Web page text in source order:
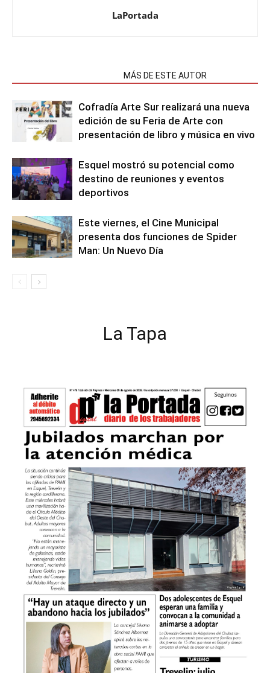
LaPortada
MÁS DE ESTE AUTOR
Cofradía Arte Sur realizará una nueva
edición de su Feria de Arte con
presentación de libro y música en vivo
Esquel mostró su potencial como
destino de reuniones y eventos
deportivos
Este viernes, el Cine Municipal
presenta dos funciones de Spider
Man: Un Nuevo Día
La Tapa